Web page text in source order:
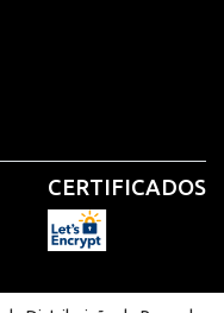
CERTIFICADOS